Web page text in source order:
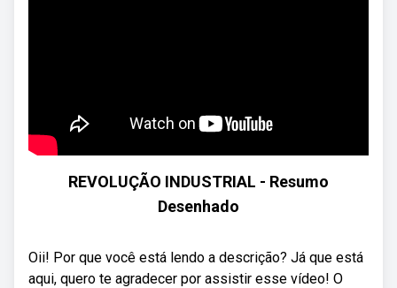
REVOLUÇÃO INDUSTRIAL - Resumo
Desenhado
Oii! Por que você está lendo a descrição? Já que está
aqui, quero te agradecer por assistir esse vídeo! O